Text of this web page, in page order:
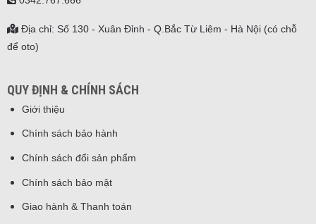
Địa chỉ: Số 130 - Xuân Đỉnh - Q.Bắc Từ Liêm - Hà Nội (có chỗ
để oto)
QUY ĐỊNH & CHÍNH SÁCH
Giới thiệu
Chính sách bảo hành
Chính sách đổi sản phẩm
Chính sách bảo mật
Giao hành & Thanh toán